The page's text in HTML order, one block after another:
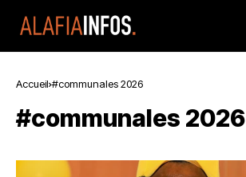
Accueil #communales 2026
#communales 2026